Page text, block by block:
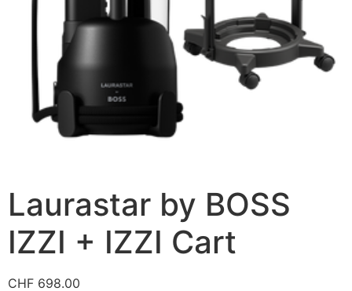
Laurastar by BOSS
IZZI + IZZI Cart
CHF 698.00